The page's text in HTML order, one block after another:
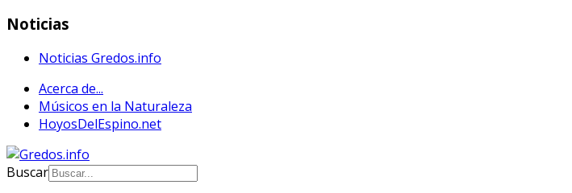
Noticias
Noticias Gredos.info
Acerca de...
Músicos en la Naturaleza
HoyosDelEspino.net
Buscar